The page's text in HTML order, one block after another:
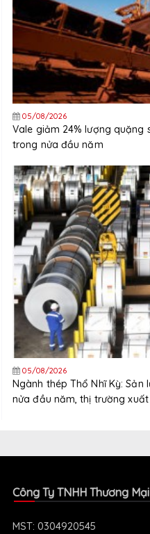
05/08/2026
Vale giảm 24% lượng quặng
trong nửa đầu năm
05/08/2026
Ngành thép Thổ Nhĩ Kỳ:
nửa đầu năm, thị trường
Công Ty TNHH Thương
MST: 0304920545